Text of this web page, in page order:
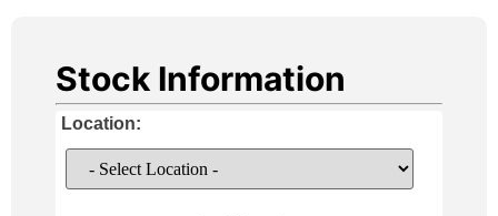
Stock Information
Location: